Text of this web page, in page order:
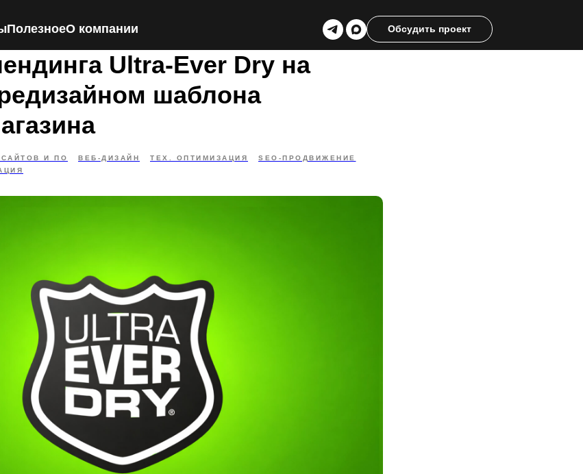
ПолезноеО компании Обсудить проект
Ultra-Ever Dry на
шаблона
И ПО ВЕБ-ДИЗАЙН ТЕХ. ОПТИМИЗАЦИЯ
SEO-ПРОДВИЖЕНИЕ